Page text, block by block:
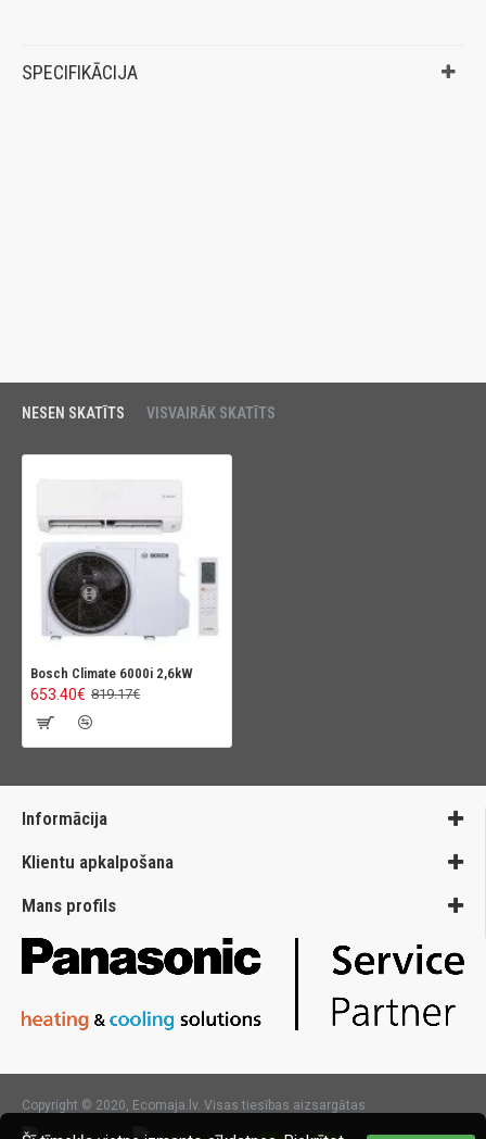
SPECIFIKĀCIJA
NESEN SKATĪTS VISVAIRĀK SKATĪTS
Bosch Climate 6000i 2,6kW
653.40€ 819.17€
Informācija
Klientu apkalpošana
Mans profils
Copyright © 2020, Ecomaja.lv. Visas tiesības aizsargātas